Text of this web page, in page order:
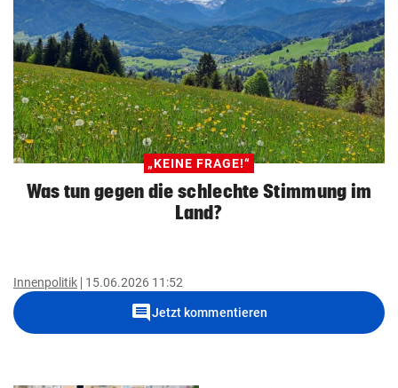
„KEINE FRAGE!“
Was tun gegen die schlechte Stimmung im
Land?
Innenpolitik 15.06.2026 11:52
commentJetzt kommentieren